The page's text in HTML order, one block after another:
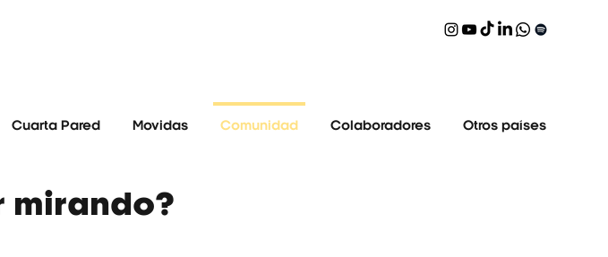
Cuarta Pared Movidas Comunidad Colaboradores Otros países
mirando?